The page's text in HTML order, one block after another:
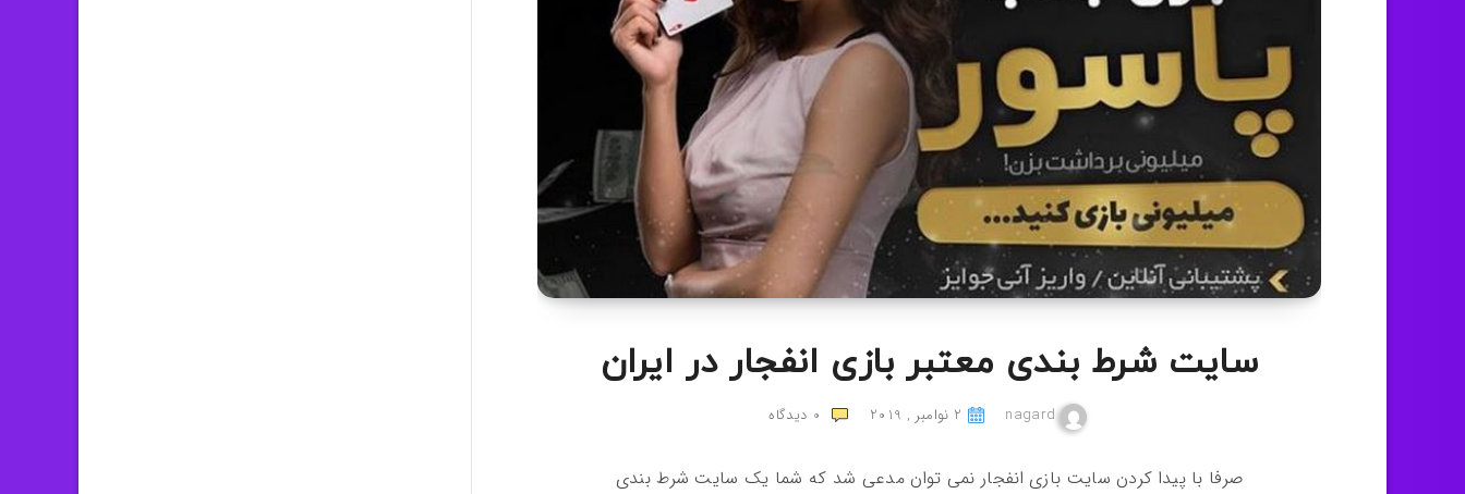
سایت شرط بندی معتبر بازی انفجار در ایران
nagard 2 نوامبر , 2019 0 دیدگاه
صرفا با پیدا کردن سایت بازی انفجار نمی توان مدعی شد که شما یک سایت شرط بندی